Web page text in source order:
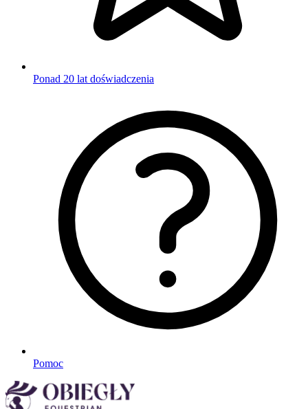
Ponad 20 lat doświadczenia
Pomoc